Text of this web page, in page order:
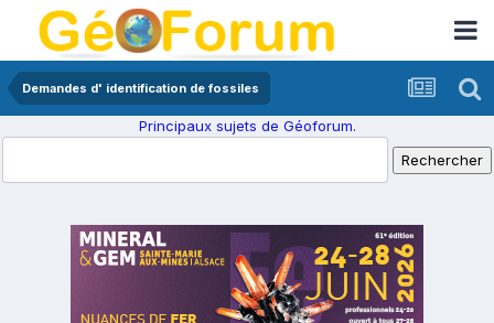
Demandes d' identification de fossiles
Principaux sujets de Géoforum.